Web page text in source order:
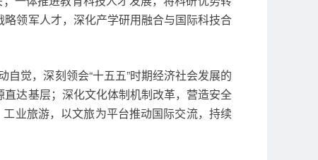
领军人才，深化产学研用融合与国际科技合
觉，深刻领会“十五五”时期经济社会发展的
达基层；深化文化体制机制改革，营造安全
业旅游，以文旅为平台推动国际交流，持续